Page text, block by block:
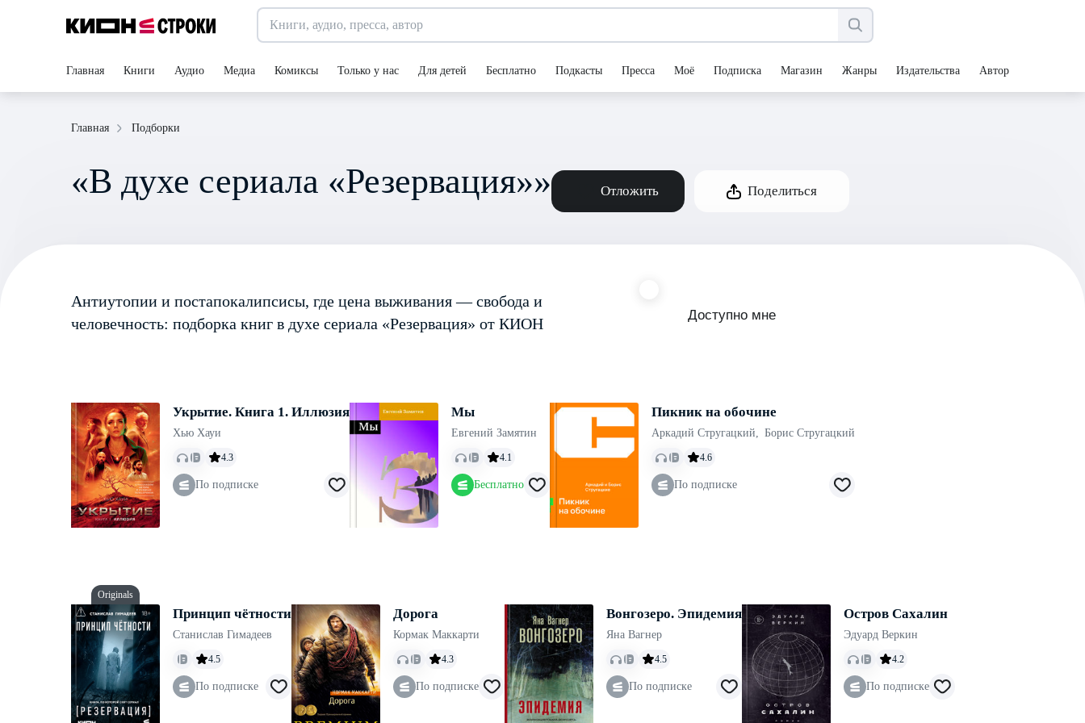
Главная Книги Аудио Медиа Комиксы Только у нас Для детей Бесплатно Подкасты Пресса Моё Подписка Магазин Жанры Издательства Авторы
Главная Подборки
«В духе сериала «Резервация»» Отложить Поделиться
Антиутопии и постапокалипсисы, где цена выживания — свобода и
человечность: подборка книг в духе сериала «Резервация» от КИОН
Доступно мне
Укрытие. Книга 1. Иллюзия
Хью Хауи
4.3
По подписке
Мы
Евгений Замятин
4.1
Бесплатно
Пикник на обочине
Аркадий Стругацкий, Борис Стругацкий
4.6
По подписке
Originals
Принцип чётности
Станислав Гимадеев
4.5
По подписке
Дорога
Кормак Маккарти
4.3
По подписке
Вонгозеро. Эпидемия
Яна Вагнер
4.5
По подписке
Остров Сахалин
Эдуард Веркин
4.2
По подписке